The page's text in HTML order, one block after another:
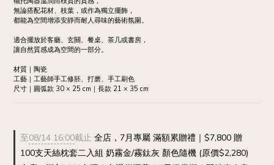
無論搭配花材、枝葉，或作為獨立擺飾，
都能為空間增添安靜而耐人尋味的藝術氛圍。
適合擺放於客廳、玄關、餐桌、茶几或書房，
讓自然質感成為空間的一部分。
材質｜陶瓷
工藝｜工藝師手工修胚、打磨、手工刷色
尺寸｜圓弧款 30 × 25 cm｜長款 21 × 35 cm
至08/14 16:00截止 全店，7月專屬 滿額累贈禮｜$7,800 贈
100支天絲枕套二入組 奶霧金/霧鈦灰 顏色隨機 (原價$2,280)